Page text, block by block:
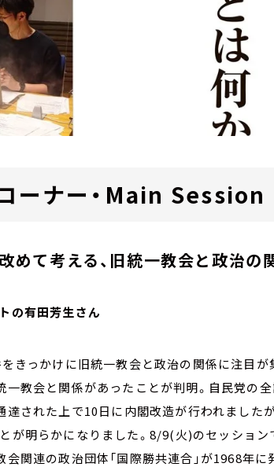
ーナー・Main Session
めて考える、旧統一教会と政治の
の有田芳生さん
きっかけに旧統一教会と政治の関係に注目が
教会と関係があったことが判明。自民党の全
達された上で10日に内閣改造が行われました
が明らかになりました。8/9(火)のセッション
会関連の政治団体「国際勝共連合」が1968年に